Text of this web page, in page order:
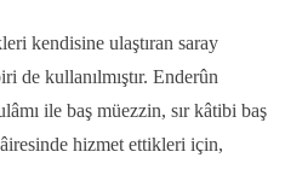
kendisine ulaştıran saray
de kullanılmıştır. Enderûn
ile baş müezzin, sır kâtibi baş
hizmet ettikleri için,